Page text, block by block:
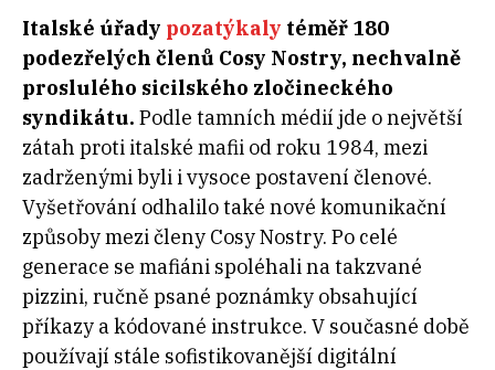
Italské úřady pozatýkaly téměř 180
podezřelých členů Cosy Nostry, nechvalně
proslulého sicilského zločineckého
syndikátu. Podle tamních médií jde o největší
zátah proti italské mafii od roku 1984, mezi
zadrženými byli i vysoce postavení členové.
Vyšetřování odhalilo také nové komunikační
způsoby mezi členy Cosy Nostry. Po celé
generace se mafiáni spoléhali na takzvané
pizzini, ručně psané poznámky obsahující
příkazy a kódované instrukce. V současné době
používají stále sofistikovanější digitální